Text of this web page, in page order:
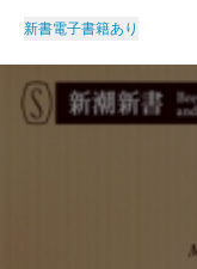
新書電子書籍あり